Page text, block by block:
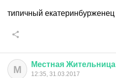
типичный екатеринбурженец
М Местная Жительница
12:35, 31.03.2017